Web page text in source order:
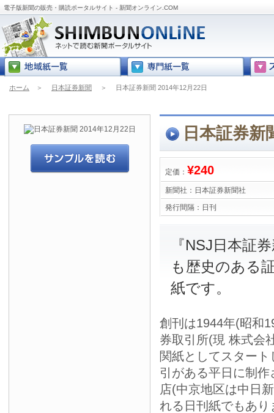
電子版新聞の販売・購読ポータルサイト - 新聞オンライン.COM
ホーム ＞ 日本証券新聞 ＞ 日本証券新聞 2014年12月22日
日本証券新
定価： ¥240
新聞社： 日本証券新聞社
発行間隔： 日刊
『NSJ日本証
も歴史のある
紙です。
創刊は1944年(昭和
券取引所(現 株式会
関紙としてスター
引がある平日に制
店(中京地区は中日
れる日刊紙でもあり